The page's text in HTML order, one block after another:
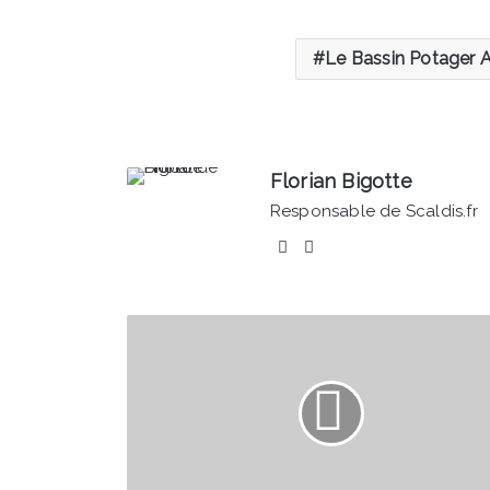
Le Bassin Potager
Florian Bigotte
Responsable de Scaldis.fr
Facebook